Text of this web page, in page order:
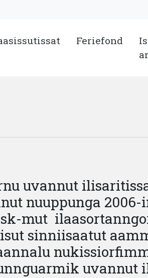
Feriefond
uvannut
nuuppunga
mut
sinniisaatut
uvannut